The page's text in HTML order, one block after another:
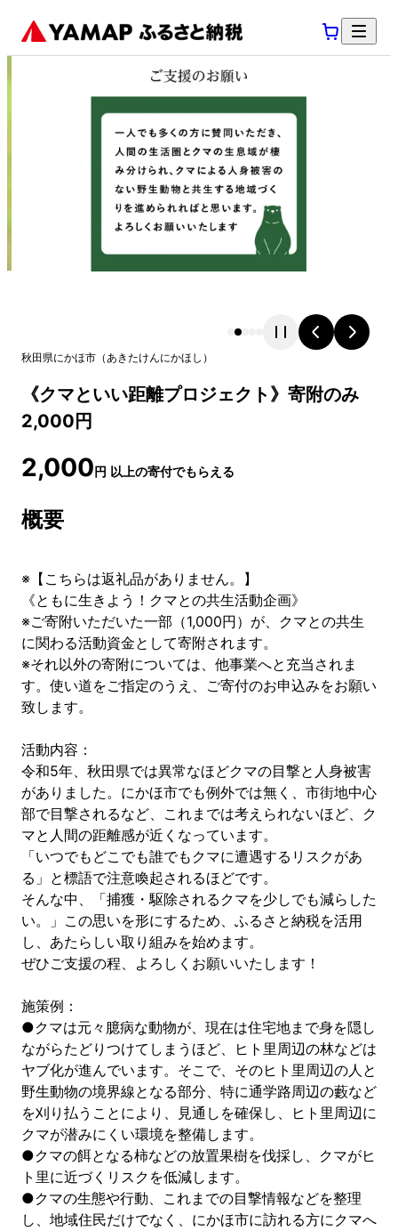
秋田県にかほ市 （あきたけんにかほし ）
《クマといい距離プロジェクト》寄附のみ
2,000円
2,000円 以上の寄付でもらえる
概要
※【こちらは返礼品がありません。】
《ともに生きよう！クマとの共生活動企画》
※ご寄附いただいた一部（1,000円）が、クマとの共生
に関わる活動資金として寄附されます。
※それ以外の寄附については、他事業へと充当されま
す。使い道をご指定のうえ、ご寄付のお申込みをお願い
致します。
活動内容：
令和5年、秋田県では異常なほどクマの目撃と人身被害
がありました。にかほ市でも例外では無く、市街地中心
部で目撃されるなど、これまでは考えられないほど、ク
マと人間の距離感が近くなっています。
「いつでもどこでも誰でもクマに遭遇するリスクがあ
る」と標語で注意喚起されるほどです。
そんな中、「捕獲・駆除されるクマを少しでも減らした
い。」この思いを形にするため、ふるさと納税を活用
し、あたらしい取り組みを始めます。
ぜひご支援の程、よろしくお願いいたします！
施策例：
●クマは元々臆病な動物が、現在は住宅地まで身を隠し
ながらたどりつけてしまうほど、ヒト里周辺の林などは
ヤブ化が進んでいます。そこで、そのヒト里周辺の人と
野生動物の境界線となる部分、特に通学路周辺の藪など
を刈り払うことにより、見通しを確保し、ヒト里周辺に
クマが潜みにくい環境を整備します。
●クマの餌となる柿などの放置果樹を伐採し、クマがヒ
ト里に近づくリスクを低減します。
●クマの生態や行動、これまでの目撃情報などを整理
し、地域住民だけでなく、にかほ市に訪れる方にクマへ